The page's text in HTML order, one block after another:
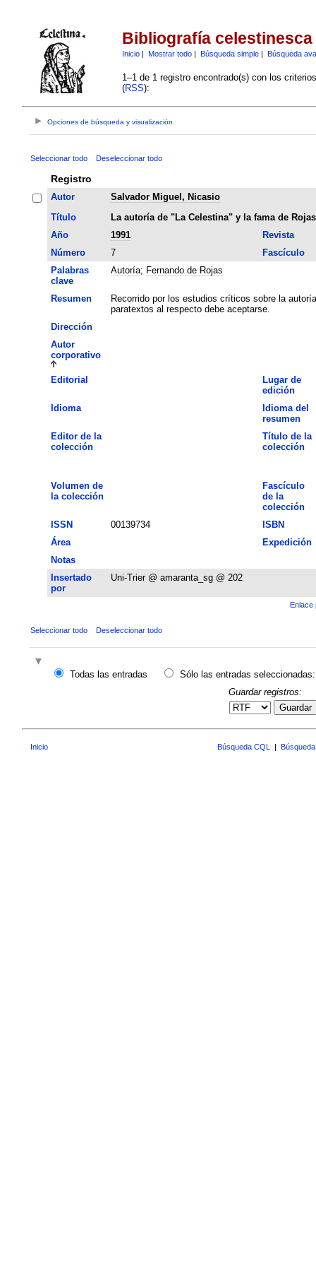
Bibliografía celestinesca
Inicio| Mostrar todo| Búsqueda simple| Búsqueda
1–1 de 1 registro encontrado(s) con los
(RSS):
Opciones de búsqueda y visualización
Seleccionar todo Deseleccionar todo
Registro
Autor
Salvador Miguel, Nicasio
Título
La autoría de "La Celestina" y la fama de Rojas
Año
1991
Revista
Número
7
Fascículo
Palabras
clave
Autoría; Fernando de Rojas
Resumen
Recorrido por los estudios críticos sobre la
paratextos al respecto debe aceptarse.
Dirección
Autor
corporativo
Editorial
Lugar de
edición
Idioma
Idioma del
resumen
Editor de la
colección
Título de la
colección
Volumen de
la colección
Fascículo
de la
colección
ISSN
00139734
ISBN
Área
Expedición
Notas
Insertado
por
Uni-Trier @ amaranta_sg @ 202
Enlace
Seleccionar todo Deseleccionar todo
Todas las entradas
Sólo las entradas seleccionadas:
Guardar registros:
Guardar
Inicio Búsqueda CQL